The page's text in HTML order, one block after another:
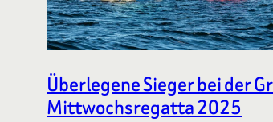
Überlegene Sieger bei der
Mittwochsregatta 2025